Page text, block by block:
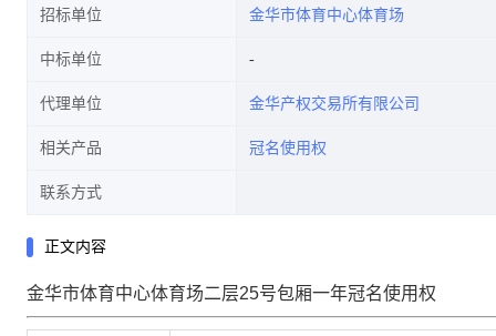
招标单位 金华市体育中心体育场
中标单位
代理单位 金华产权交易所有限公司
相关产品 冠名使用权
联系方式
正文内容
金华市体育中心体育场二层25号包厢一年冠名使用权